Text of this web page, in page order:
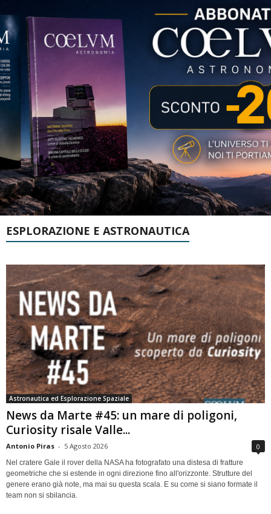
ESPLORAZIONE E ASTRONAUTICA
Astronautica ed Esplorazione Spaziale
News da Marte #45: un mare di poligoni,
Curiosity risale Valle...
Antonio Piras - 5 Agosto 2026 0
Nel cratere Gale il rover della NASA ha fotografato una distesa di fratture
geometriche che si estende in ogni direzione fino all'orizzonte. Strutture del
genere erano già note, ma mai su questa scala. E su come si siano formate il
team non si sbilancia.